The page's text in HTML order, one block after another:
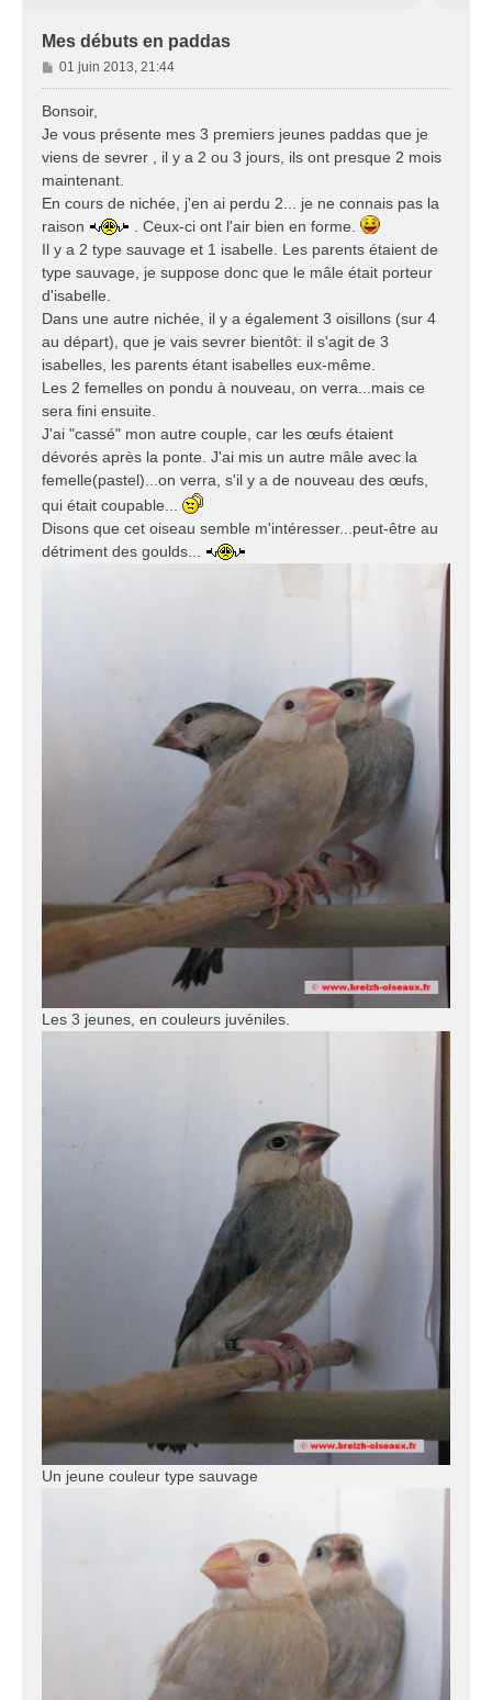
Mes débuts en paddas
M
e
s
g
e
01 juin 2013, 21:44
Bonsoir,
Je vous présente mes 3 premiers jeunes paddas que je
viens de sevrer , il y a 2 ou 3 jours, ils ont presque 2 mois
maintenant.
En cours de nichée, j'en ai perdu 2... je ne connais pas la
raison
. Ceux-ci ont l'air bien en forme.
Il y a 2 type sauvage et 1 isabelle. Les parents étaient de
type sauvage, je suppose donc que le mâle était porteur
d'isabelle.
Dans une autre nichée, il y a également 3 oisillons (sur 4
au départ), que je vais sevrer bientôt: il s'agit de 3
isabelles, les parents étant isabelles eux-même.
Les 2 femelles on pondu à nouveau, on verra...mais ce
sera fini ensuite.
J'ai "cassé" mon autre couple, car les œufs étaient
dévorés après la ponte. J'ai mis un autre mâle avec la
femelle(pastel)...on verra, s'il y a de nouveau des œufs,
qui était coupable...
Disons que cet oiseau semble m'intéresser...peut-être au
détriment des goulds...
Les 3 jeunes, en couleurs juvéniles.
Un jeune couleur type sauvage